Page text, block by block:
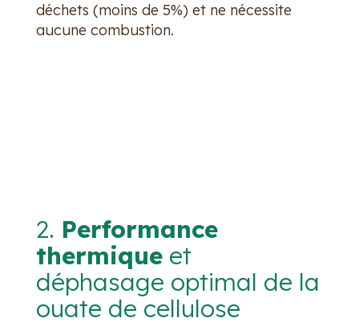
déchets (moins de 5%) et ne nécessite
aucune combustion.
2. Performance
thermiqueet
déphasage optimal de la
ouate de cellulose